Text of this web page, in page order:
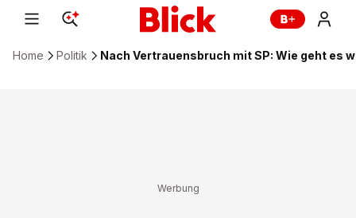
Home Politik Nach Vertrauensbruch mit SP: Wie geht es